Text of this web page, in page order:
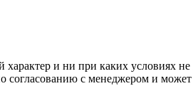
и ни при каких условиях
с менеджером и может